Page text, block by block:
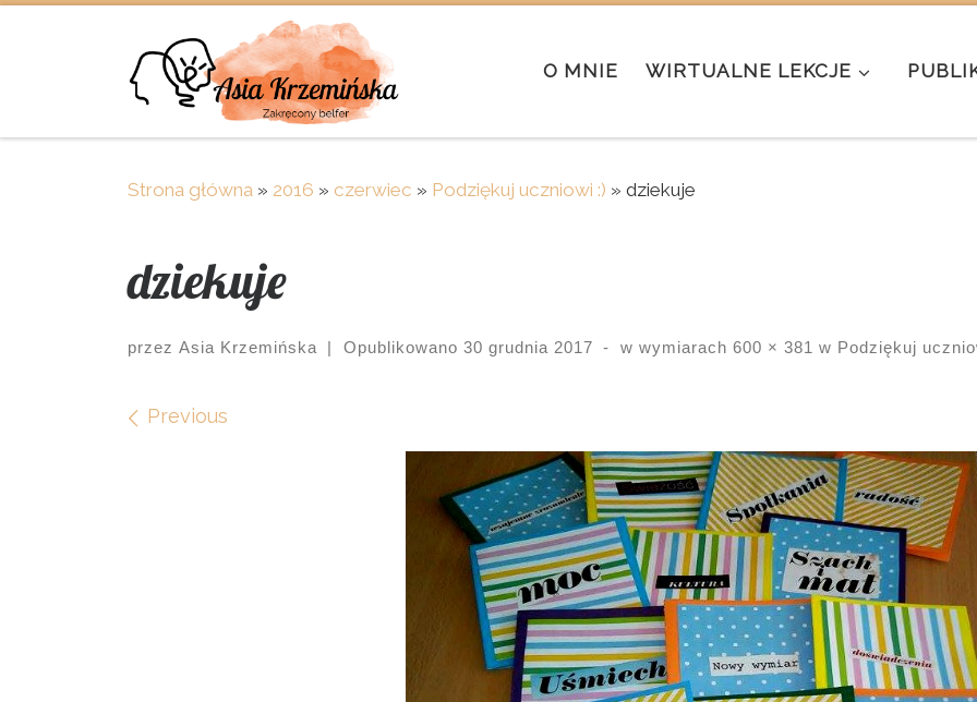
O MNIE WIRTUALNE LEKCJE
Strona główna » 2016 » czerwiec » Podziękuj uczniowi :) » dziekuje
dziekuje
przez Asia Krzemińska | Opublikowano 30 grudnia 2017 - w wymiarach 600 × 381 w Podziękuj
Images navigation
Previous